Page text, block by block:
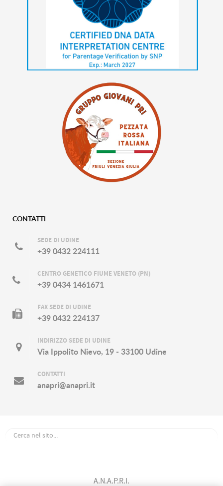
CONTATTI
SEDE DI UDINE
+39 0432 224111
CENTRO GENETICO FIUME VENETO (PN)
+39 0434 1461671
FAX SEDE DI UDINE
+39 0432 224137
INDIRIZZO SEDE DI UDINE
Via Ippolito Nievo, 19 - 33100 Udine
CONTATTI
anapri@anapri.it
A.N.A.P.R.I.